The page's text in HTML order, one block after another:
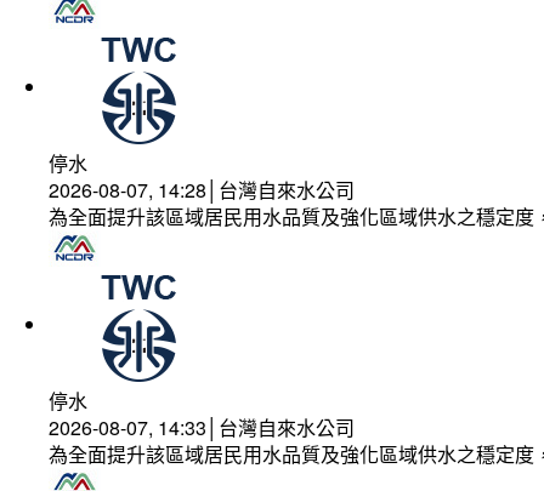
停水
2026-08-07, 14:28│台灣自來水公司
為全面提升該區域居民用水品質及強化區域供水之穩定
停水
2026-08-07, 14:33│台灣自來水公司
為全面提升該區域居民用水品質及強化區域供水之穩定